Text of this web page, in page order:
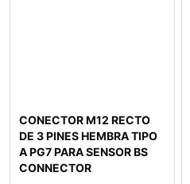
CONECTOR M12 RECTO
DE 3 PINES HEMBRA TIPO
A PG7 PARA SENSOR BS
CONNECTOR